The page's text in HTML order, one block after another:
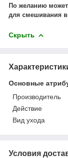
По желанию
для смешивания в
Скрыть
Основные
Производитель
Действие
Вид ухода
Условия